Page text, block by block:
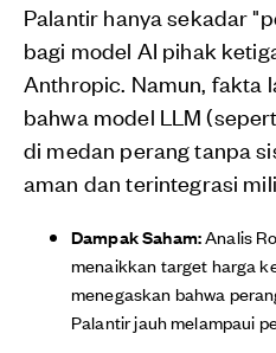
Palantir hanya sekadar
bagi model AI pihak
Anthropic. Namun, fakta
bahwa model LLM
di medan perang tanpa
aman dan terintegrasi
Dampak Saham:Analis
menaikkan target harga
menegaskan bahwa
Palantir jauh melampaui